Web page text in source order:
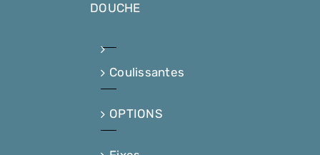
DOUCHE
Coulissantes
OPTIONS